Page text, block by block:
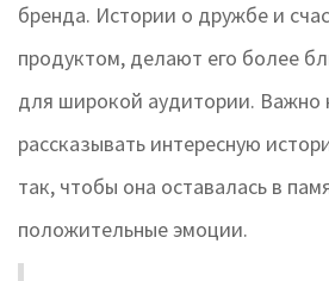
бренда. Истории о дружбе и
продуктом, делают его более
для широкой аудитории. Важно
рассказывать интересную
так, чтобы она оставалась в
положительные эмоции.